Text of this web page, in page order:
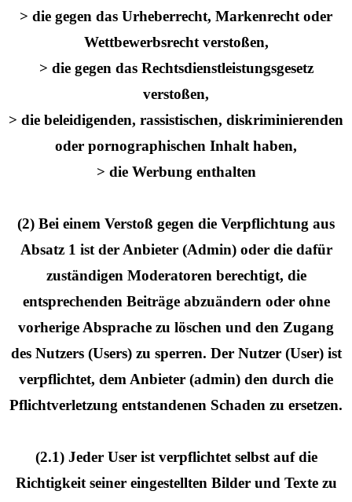
> die gegen das Urheberrecht, Markenrecht oder
Wettbewerbsrecht verstoßen,
> die gegen das Rechtsdienstleistungsgesetz
verstoßen,
> die beleidigenden, rassistischen, diskriminierenden
oder pornographischen Inhalt haben,
> die Werbung enthalten
(2) Bei einem Verstoß gegen die Verpflichtung aus
Absatz 1 ist der Anbieter (Admin) oder die dafür
zuständigen Moderatoren berechtigt, die
entsprechenden Beiträge abzuändern oder ohne
vorherige Absprache zu löschen und den Zugang
des Nutzers (Users) zu sperren. Der Nutzer (User) ist
verpflichtet, dem Anbieter (admin) den durch die
Pflichtverletzung entstandenen Schaden zu ersetzen.
(2.1) Jeder User ist verpflichtet selbst auf die
Richtigkeit seiner eingestellten Bilder und Texte zu